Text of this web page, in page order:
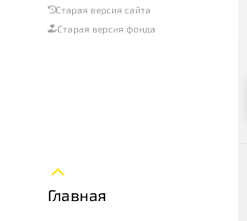
Старая версия сайта
Старая версия фонда
Главная